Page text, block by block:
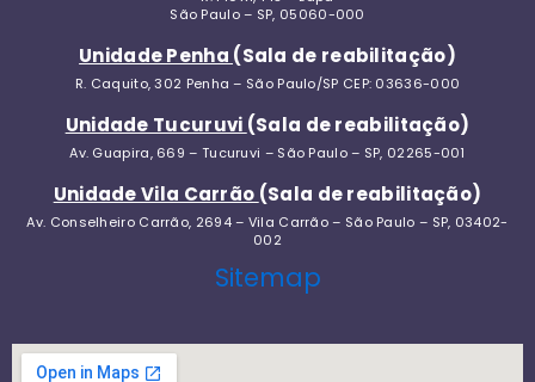
São Paulo – SP, 05060-000
Unidade Penha (Sala de reabilitação)
R. Caquito, 302 Penha – São Paulo/SP CEP: 03636-000
Unidade Tucuruvi (Sala de reabilitação)
Av. Guapira, 669 – Tucuruvi – São Paulo – SP, 02265-001
Unidade Vila Carrão (Sala de reabilitação)
Av. Conselheiro Carrão, 2694 – Vila Carrão – São Paulo – SP, 03402-
002
Sitemap